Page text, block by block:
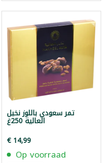
تمر سعودي باللوز نخيل
العالية 250غ
€ 14,99
Op voorraad